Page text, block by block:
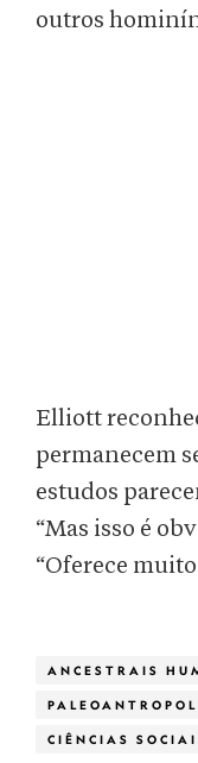
outros
Elliott
permanecem
estudos
“Mas isso é
“Oferece
ANCESTRAIS
CIÊNCIAS